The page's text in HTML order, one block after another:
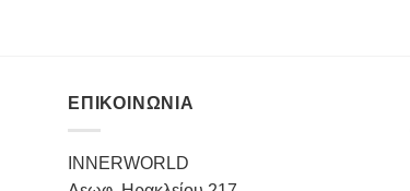
ΕΠΙΚΟΙΝΩΝΙΑ
INNERWORLD